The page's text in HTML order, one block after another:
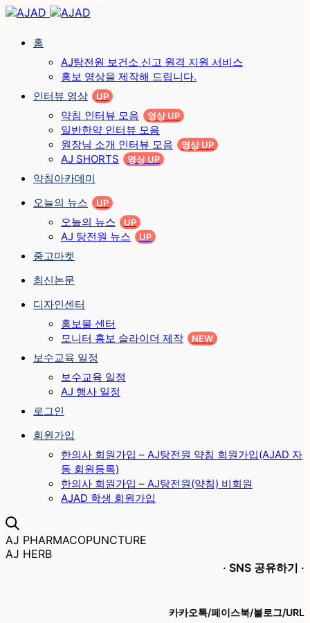
홈
AJ탕전원 보건소 신고 원격 지원 서비스
홍보 영상을 제작해 드립니다.
인터뷰 영상
UP
약침 인터뷰 모음 영상 UP
일반한약 인터뷰 모음
원장님 소개 인터뷰 모음
영상 UP
AJ SHORTS 영상 UP
약침아카데미
오늘의 뉴스
UP
오늘의 뉴스 UP
AJ 탕전원 뉴스 UP
중고마켓
최신논문
디자인센터
홍보물 센터
모니터 홍보 슬라이더 제작
NEW
보수교육 일정
보수교육 일정
AJ 행사 일정
로그인
회원가입
한의사 회원가입 – AJ탕전원 약침 회원가입(AJAD 자
동 회원등록)
한의사 회원가입 – AJ탕전원(약침) 비회원
AJAD 학생 회원가입
AJ PHARMACOPUNCTURE
AJ HERB